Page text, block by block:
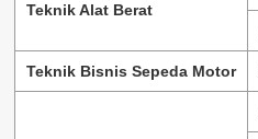
Teknik Alat Berat
Teknik Bisnis Sepeda Motor